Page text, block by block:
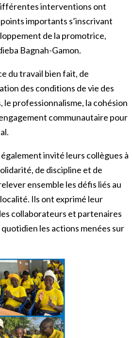
interventions ont
importants s’inscrivant
de la promotrice,
Bagnah-Gamon.
du travail bien fait, de
des conditions de vie des
le professionnalisme, la cohésion
communautaire pour
invité leurs collègues à
de discipline et de
ensemble les défis liés au
Ils ont exprimé leur
collaborateurs et partenaires
les actions menées sur